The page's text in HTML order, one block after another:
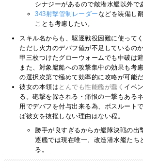
シナジーがあるので敵潜水艦以外で
343射撃管制レーダーなどを装備し
ことも考慮したい。
スキル名からも、駆逐戦役困難に使って
ただし火力のデバフ値が不足しているの
甲三枚つけたグローウォームでも中破は
また、対象艦船への攻撃集中の効果も考
の選択次第で極めて効率的に攻略が可能だ
彼女の本領は とんでも性能艦が蠢く イベ
る。砲撃を躱される・痛恨の一撃もある
用でデバフを付与出来る為、ボスルート
ば彼女を抜擢しない理由はない程。
勝手が良すぎるからか艦隊決戦の出
逐艦では現在唯一、改造潜水艦たち
る。